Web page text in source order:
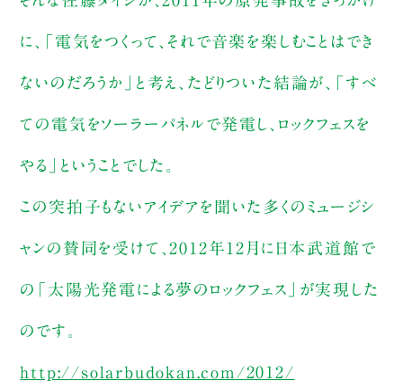
に、「電気をつくって、それで音楽を楽しむことはでき
ないのだろうか」と考え、たどりついた結論が、「すべ
ての電気をソーラーパネルで発電し、ロックフェスを
やる」ということでした。
この突拍子もないアイデアを聞いた多くのミュージシ
ャンの賛同を受けて、2012年12月に日本武道館で
の「太陽光発電による夢のロックフェス」が実現した
のです。
http://solarbudokan.com/2012/